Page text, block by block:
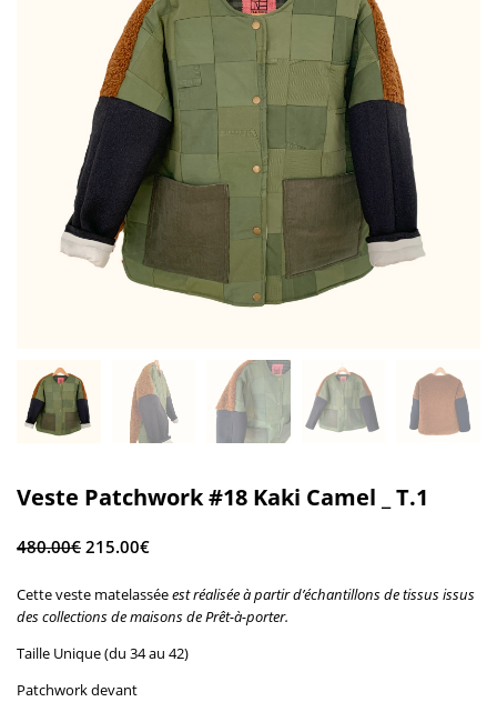
Veste Patchwork #18 Kaki Camel _ T.1
480.00€ 215.00€
Cette veste matelasséeest réalisée à partir d’échantillons de tissus issus
des collections de maisons de Prêt-à-porter.
Taille Unique (du 34 au 42)
Patchwork devant